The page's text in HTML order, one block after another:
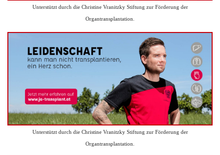
Unterstützt durch die Christine Vranitzky Stiftung zur Förderung der
Organtransplantation.
Unterstützt durch die Christine Vranitzky Stiftung zur Förderung der
Organtransplantation.